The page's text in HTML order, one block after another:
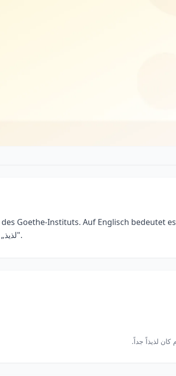
Goethe-Instituts. Auf Englisch bedeutet es
„delicious, tasty". Die arabische Übersetzung lautet „لذيذ".